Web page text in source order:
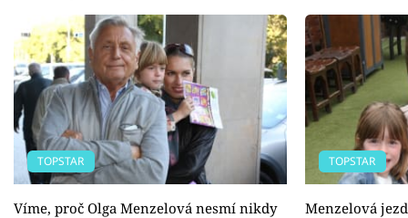
TOPSTAR
Víme, proč Olga Menzelová nesmí nikdy
TOPSTAR
Menzelová